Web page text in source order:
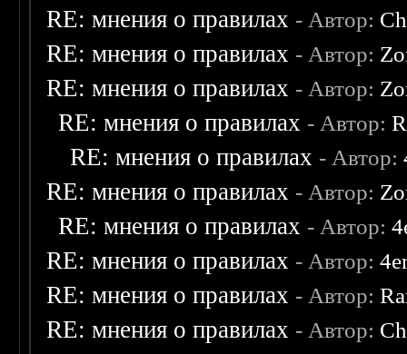
RE: мнения о правилах - Автор:
RE: мнения о правилах - Автор:
RE: мнения о правилах - Автор:
RE: мнения о правилах - Автор:
RE: мнения о правилах - Автор:
RE: мнения о правилах - Автор:
RE: мнения о правилах - Автор:
RE: мнения о правилах - Автор:
RE: мнения о правилах - Автор:
RE: мнения о правилах - Автор: